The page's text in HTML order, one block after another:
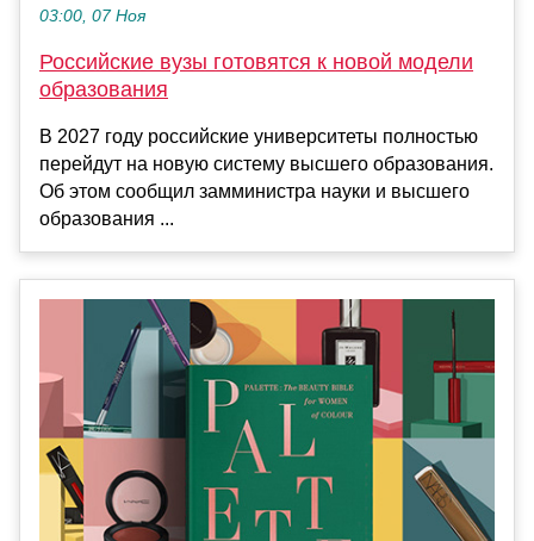
03:00, 07 Ноя
Российские вузы готовятся к новой модели
образования
В 2027 году российские университеты полностью
перейдут на новую систему высшего образования.
Об этом сообщил замминистра науки и высшего
образования ...